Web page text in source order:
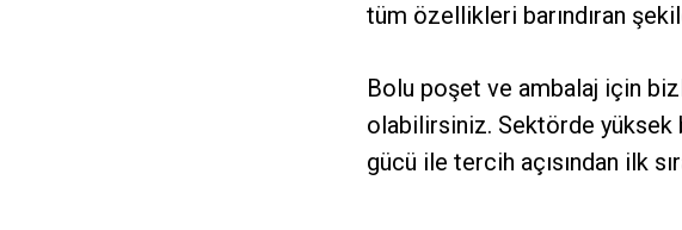
tüm özellikleri barındıran
Bolu poşet ve ambalaj için
olabilirsiniz. Sektörde
gücü ile tercih açısından ilk